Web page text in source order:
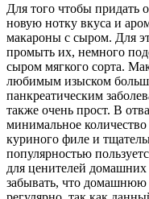
Для того чтобы придать
новую нотку вкуса и
макароны с сыром. Для
промыть их, немного
сыром мягкого сорта.
любимым изыском
панкреатическим
также очень прост. В
минимальное
куриного филе и
популярностью
для ценителей
забывать, что домашнюю